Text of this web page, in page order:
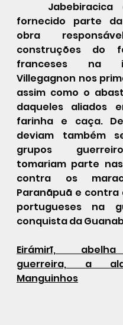
fornecido parte
obra
construções do
franceses na
Villegagnon nos
assim como o
daqueles aliados
farinha e caça.
deviam também
grupos
tomariam parte
contra os
Paranãpuã e contra
portugueses na
conquista da
Eirámirĩ,
guerreira, a
Manguinhos